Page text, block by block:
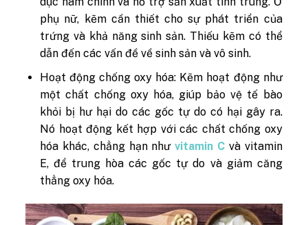
phụ nữ, kẽm cần thiết cho sự phát triển của
trứng và khả năng sinh sản. Thiếu kẽm có thể
dẫn đến các vấn đề về sinh sản và vô sinh.
Hoạt động chống oxy hóa: Kẽm hoạt động như
một chất chống oxy hóa, giúp bảo vệ tế bào
khỏi bị hư hại do các gốc tự do có hại gây ra.
Nó hoạt động kết hợp với các chất chống oxy
hóa khác, chẳng hạn nhưvitamin C và vitamin
E, để trung hòa các gốc tự do và giảm căng
thẳng oxy hóa.